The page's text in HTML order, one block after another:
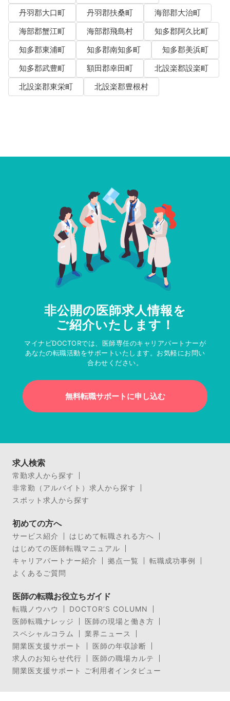
丹羽郡大口町
丹羽郡扶桑町
海部郡大治町
海部郡蟹江町
海部郡飛島村
知多郡阿久比町
知多郡東浦町
知多郡南知多町
知多郡美浜町
知多郡武豊町
額田郡幸田町
北設楽郡設楽町
北設楽郡東栄町
北設楽郡豊根村
非公開の医師求人情報を
ご紹介いたします！
マイナビDOCTORでは、医師専任のキャリアパートナーが
あなたの転職活動をサポートいたします。お気軽にお問い
合わせください。
無料転職サポートに申し込む
求人検索
常勤求人から探す
非常勤（アルバイト）求人から探す
スポット求人から探す
初めての方へ
サービス紹介
はじめて転職される方へ
はじめての医師転職マニュアル
キャリアパートナー紹介
拠点一覧
転職成功事例
よくあるご質問
医師の転職お役立ちガイド
転職ノウハウ
DOCTOR’S COLUMN
医師転職ナレッジ
医師の現場と働き方
スペシャルコラム
業界ニュース
開業医支援サポート
医師の年収診断
求人のお知らせ代行
医師の職場カルテ
開業医支援サポート ご利用者インタビュー